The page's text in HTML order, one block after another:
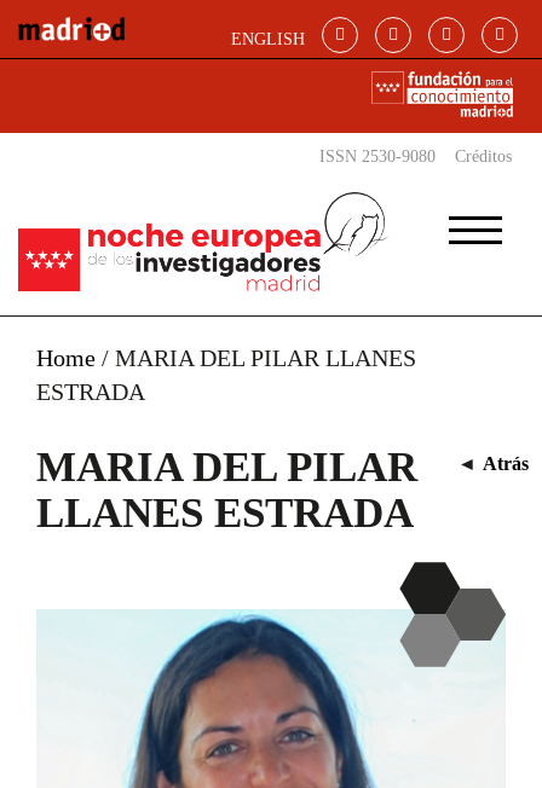
ENGLISH
ISSN 2530-9080 Créditos
Home / MARIA DEL PILAR LLANES
ESTRADA
MARIA DEL PILAR
LLANES ESTRADA
◄ Atrás